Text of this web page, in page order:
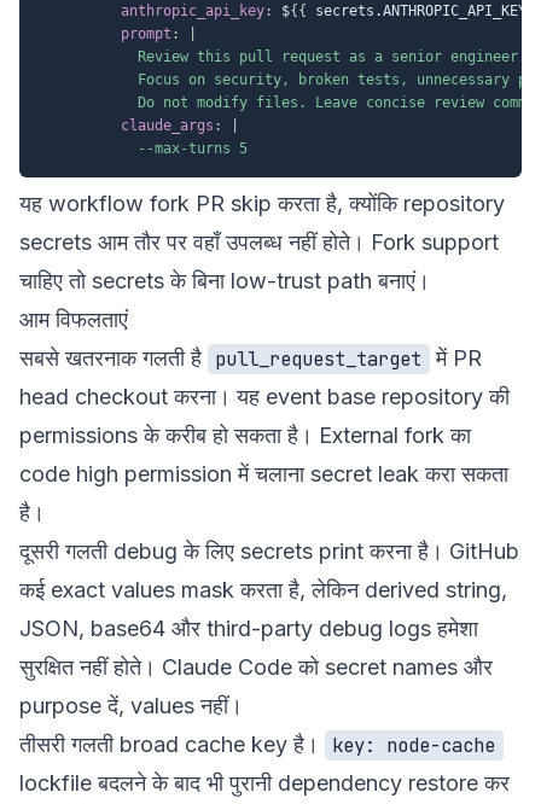
anthropic_api_key: ${ { secrets.ANTHROPIC_API_KEY
prompt :
            Review this pull request as a senior engineer.
Focus on security, broken tests, unnecessary
Do not modify files. Leave concise review
claude_args :
            --max-turns 5
यह workflow fork PR skip करता है, क्योंकि repository
secrets आम तौर पर वहाँ उपलब्ध नहीं होते। Fork support
चाहिए तो secrets के बिना low-trust path बनाएं।
आम विफलताएं
सबसे खतरनाक गलती है pull_request_target में PR
head checkout करना। यह event base repository की
permissions के करीब हो सकता है। External fork का
code high permission में चलाना secret leak करा सकता
है।
दूसरी गलती debug के लिए secrets print करना है। GitHub
कई exact values mask करता है, लेकिन derived string,
JSON, base64 और third-party debug logs हमेशा
सुरक्षित नहीं होते। Claude Code को secret names और
purpose दें, values नहीं।
तीसरी गलती broad cache key है।
key: node-cache
lockfile बदलने के बाद भी पुरानी dependency restore कर